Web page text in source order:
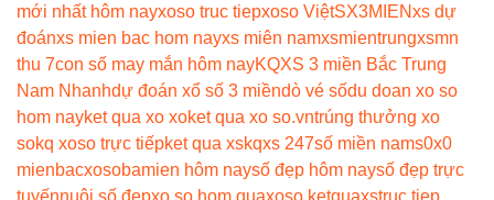
mới nhất hôm nayxoso truc tiepxoso ViệtSX3MIENxs dự
đoánxs mien bac hom nayxs miên namxsmientrungxsmn
thu 7con số may mắn hôm nayKQXS 3 miền Bắc Trung
Nam Nhanhdự đoán xổ số 3 miềndò vé sốdu doan xo so
hom nayket qua xo xoket qua xo so.vntrúng thưởng xo
sokq xoso trực tiếpket qua xskqxs 247số miền nams0x0
mienbacxosobamien hôm naysố đẹp hôm naysố đẹp trực
tuyếnnuôi số đẹpxo so hom quaxoso ketquaxstruc tiep